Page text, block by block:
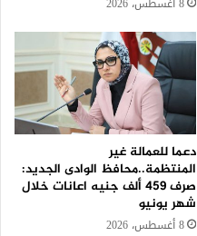
دعما للعمالة غير
المنتظمة..محافظ الوادى الجديد:
صرف 459 ألف جنيه اعانات خلال
شهر يونيو
8 أغسطس، 2026